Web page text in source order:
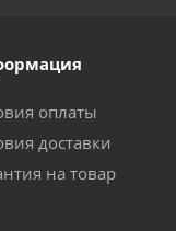
оплаты
доставки
на товар